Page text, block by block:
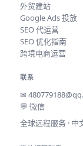
外贸建站
Google Ads 投放
SEO 代运营
SEO 优化指南
跨境电商运营
联系
✉
💬 微信
全球远程服务 ·